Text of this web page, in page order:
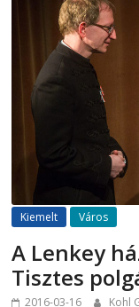
Kiemelt Város
A Lenkey
Tisztes
2016-03-16 Kohl